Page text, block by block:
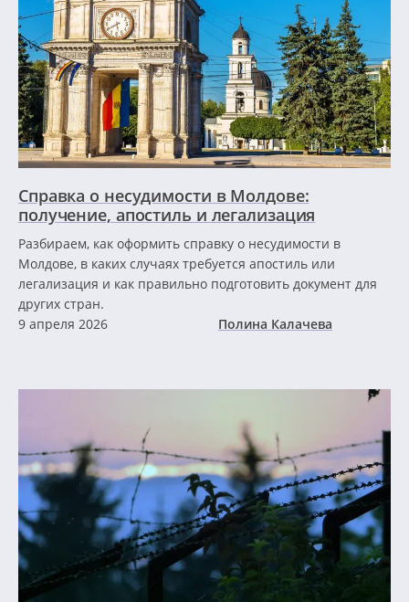
Справка о несудимости в Молдове:
получение, апостиль и легализация
Разбираем, как оформить справку о несудимости в
Молдове, в каких случаях требуется апостиль или
легализация и как правильно подготовить документ для
других стран.
9 апреля 2026
Полина Калачева